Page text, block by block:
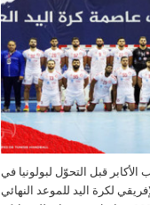
الأكابر قبل التحوّل لبولونيا في
لكرة اليد للموعد النهائي